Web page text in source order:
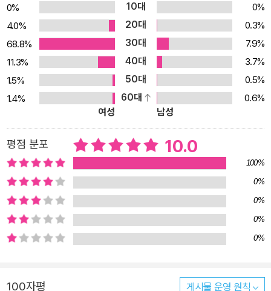
0% 10대
0%
4.0%
20대
0.3%
68.8%
30대
7.9%
11.3%
40대
3.7%
1.5%
50대
0.5%
1.4%
60대
0.6%
여성
남성
평점 분포 10.0
100%
0%
0%
0%
0%
100자평 게시물 운영 원칙